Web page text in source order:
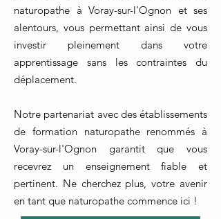
naturopathe à Voray-sur-l'Ognon et ses
alentours, vous permettant ainsi de vous
investir pleinement dans votre
apprentissage sans les contraintes du
déplacement.
Notre partenariat avec des établissements
de formation naturopathe renommés à
Voray-sur-l'Ognon garantit que vous
recevrez un enseignement fiable et
pertinent. Ne cherchez plus, votre avenir
en tant que naturopathe commence ici !